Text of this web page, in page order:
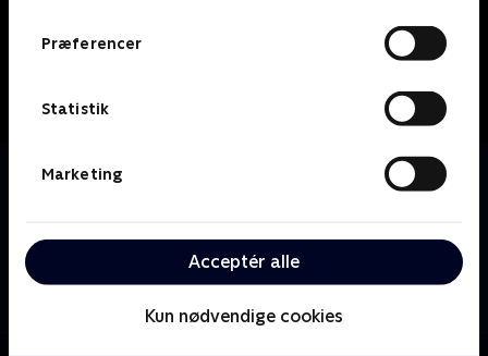
Præferencer
Statistik
Marketing
Acceptér alle
Kun nødvendige cookies
Om Tales of the Teenage Mutant Ninja Turtles
individuelle styrker og arbejde med gamle allierede
for at klare både teenagelivet og besejre nye skurke,